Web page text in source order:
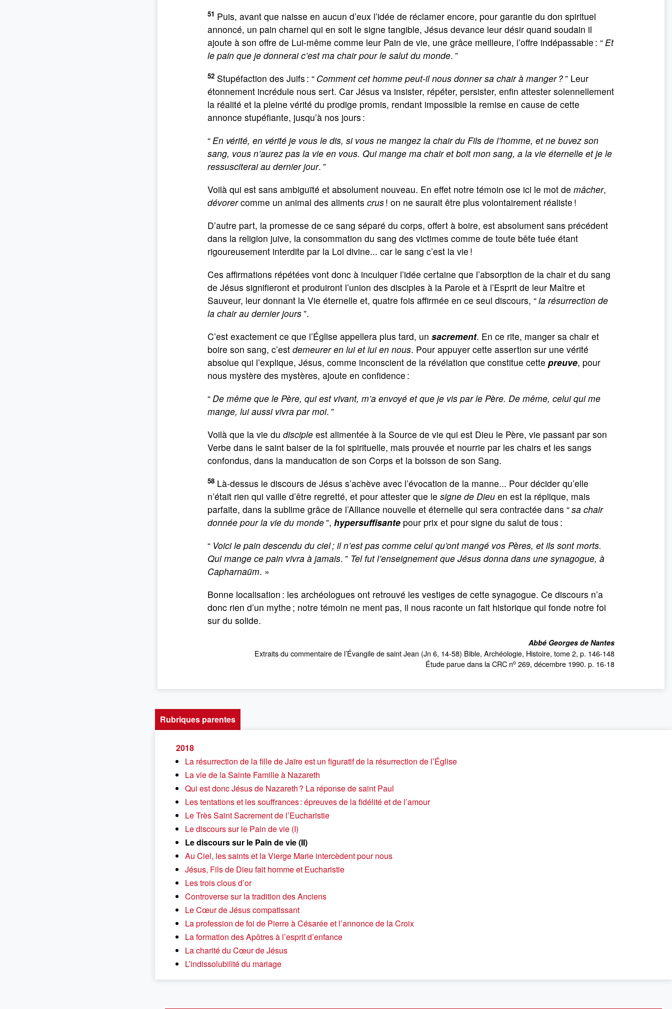
51 Puis, avant que naisse en aucun d’eux l’idée de réclamer encore, pour garantie du don spirituel
annoncé, un pain charnel qui en soit le signe tangible, Jésus devance leur désir quand soudain il
ajoute à son offre de Lui-même comme leur Pain de vie, une grâce meilleure, l’offre indépassable : “ Et
le pain que je donnerai c’est ma chair pour le salut du monde. ”
52 Stupéfaction des Juifs : “ Comment cet homme peut-il nous donner sa chair à manger ?” Leur
étonnement incrédule nous sert. Car Jésus va insister, répéter, persister, enfin attester solennellement
la réalité et la pleine vérité du prodige promis, rendant impossible la remise en cause de cette
annonce stupéfiante, jusqu’à nos jours :
“ En vérité, en vérité je vous le dis, si vous ne mangez la chair du Fils de l’homme, et ne buvez son
sang, vous n’aurez pas la vie en vous. Qui mange ma chair et boit mon sang, a la vie éternelle et je le
ressusciterai au dernier jour. ”
Voilà qui est sans ambiguïté et absolument nouveau. En effet notre témoin ose ici le mot de mâcher,
dévorercomme un animal des aliments crus! on ne saurait être plus volontairement réaliste !
D’autre part, la promesse de ce sang séparé du corps, offert à boire, est absolument sans précédent
dans la religion juive, la consommation du sang des victimes comme de toute bête tuée étant
rigoureusement interdite par la Loi divine... car le sang c’est la vie !
Ces affirmations répétées vont donc à inculquer l’idée certaine que l’absorption de la chair et du sang
de Jésus signifieront et produiront l’union des disciples à la Parole et à l’Esprit de leur Maître et
Sauveur, leur donnant la Vie éternelle et, quatre fois affirmée en ce seul discours, “la résurrection de
la chair au dernier jours”.
C’est exactement ce que l’Église appellera plus tard, un sacrement. En ce rite, manger sa chair et
boire son sang, c’est demeurer en lui et lui en nous. Pour appuyer cette assertion sur une vérité
absolue qui l’explique, Jésus, comme inconscient de la révélation que constitue cette preuve, pour
nous mystère des mystères, ajoute en confidence :
“ De même que le Père, qui est vivant, m’a envoyé et que je vis par le Père. De même, celui qui me
mange, lui aussi vivra par moi. ”
Voilà que la vie du disciple est alimentée à la Source de vie qui est Dieu le Père, vie passant par son
Verbe dans le saint baiser de la foi spirituelle, mais prouvée et nourrie par les chairs et les sangs
confondus, dans la manducation de son Corps et la boisson de son Sang.
58 Là-dessus le discours de Jésus s’achève avec l’évocation de la manne... Pour décider qu’elle
n’était rien qui vaille d’être regretté, et pour attester que le signe de Dieu en est la réplique, mais
parfaite, dans la sublime grâce de l’Alliance nouvelle et éternelle qui sera contractée dans “sa chair
donnée pour la vie du monde”, hypersuffisante pour prix et pour signe du salut de tous :
“ Voici le pain descendu du ciel ; il n’est pas comme celui qu’ont mangé vos Pères, et ils sont morts.
Qui mange ce pain vivra à jamais. ” Tel fut l’enseignement que Jésus donna dans une synagogue, à
Capharnaüm. »
Bonne localisation : les archéologues ont retrouvé les vestiges de cette synagogue. Ce discours n’a
donc rien d’un mythe ; notre témoin ne ment pas, il nous raconte un fait historique qui fonde notre foi
sur du solide.
Abbé Georges de Nantes
Extraits du commentaire de l’Évangile de saint Jean (Jn 6, 14-58) Bible, Archéologie, Histoire, tome 2, p. 146-148
Étude parue dans la CRC no 269, décembre 1990. p. 16-18
Rubriques parentes
2018
La résurrection de la fille de Jaïre est un figuratif de la résurrection de l’Église
La vie de la Sainte Famille à Nazareth
Qui est donc Jésus de Nazareth ? La réponse de saint Paul
Les tentations et les souffrances : épreuves de la fidélité et de l’amour
Le Très Saint Sacrement de l’Eucharistie
Le discours sur le Pain de vie (I)
Le discours sur le Pain de vie (II)
Au Ciel, les saints et la Vierge Marie intercèdent pour nous
Jésus, Fils de Dieu fait homme et Eucharistie
Les trois clous d’or
Controverse sur la tradition des Anciens
Le Cœur de Jésus compatissant
La profession de foi de Pierre à Césarée et l’annonce de la Croix
La formation des Apôtres à l’esprit d’enfance
La charité du Cœur de Jésus
L’indissolubilité du mariage